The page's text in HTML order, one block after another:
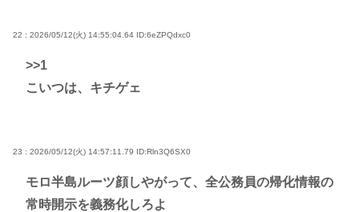
22 : 2026/05/12(火) 14:55:04.64 ID:6eZPQdxc0
>>1
こいつは、キチゲェ
23 : 2026/05/12(火) 14:57:11.79 ID:Rln3Q6SX0
モロ半島ルーツ顔しやがって、全公務員の帰化情報の
常時開示を義務化しろよ